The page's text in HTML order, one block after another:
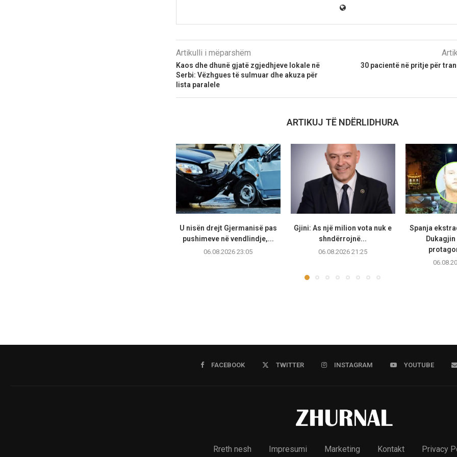
Artikulli i mëparshëm
Kaos dhe dhunë gjatë zgjedhjeve lokale në
Serbi: Vëzhgues të sulmuar dhe akuza për
lista paralele
30 pacientë në pritje për
ARTIKUJ TË NDËRLIDHURA
U nisën drejt Gjermanisë pas
pushimeve në vendlindje,...
06.08.2026 23:05
Gjini: As një milion vota nuk e
shndërrojnë...
06.08.2026 21:25
Spanja
FACEBOOK TWITTER INSTAGRAM YOUTUBE
Rreth nesh Impresumi Marketing Kontakt Privacy